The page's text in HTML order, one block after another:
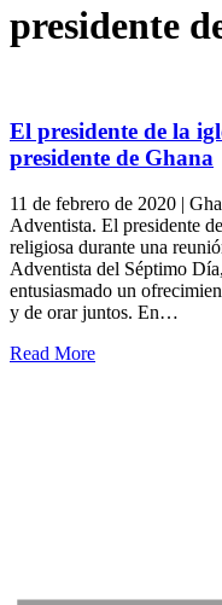
presidente
El presidente de la
presidente de Ghana
11 de febrero de 2020 |
Adventista. El presidente
religiosa durante una
Adventista del Séptimo
entusiasmado un
y de orar juntos. En…
Read More